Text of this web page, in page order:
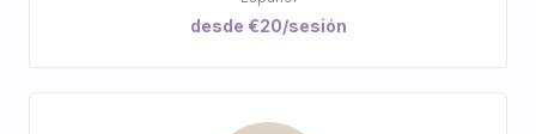
desde €20/sesión